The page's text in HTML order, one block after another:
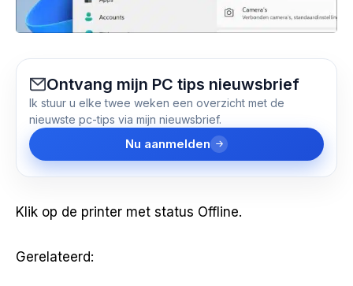
Ontvang mijn PC tips nieuwsbrief
Ik stuur u elke twee weken een overzicht met de
nieuwste pc-tips via mijn nieuwsbrief.
Nu aanmelden
Klik op de printer met status Offline.
Gerelateerd: